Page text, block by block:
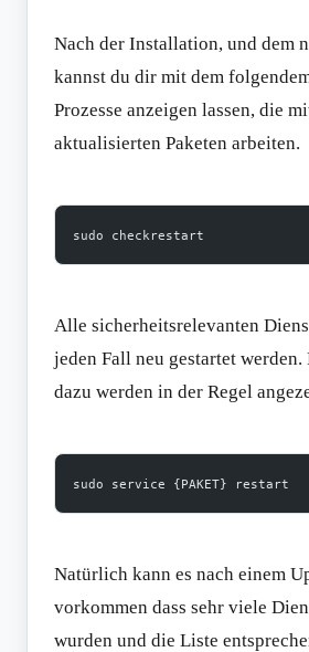
Nach der Installation, und dem
kannst du dir mit dem
Prozesse anzeigen lassen, die
aktualisierten Paketen arbeiten.
sudo checkrestart
Alle sicherheitsrelevanten
jeden Fall neu gestartet werden.
dazu werden in der Regel
sudo service {PAKET} restart
Natürlich kann es nach einem
vorkommen dass sehr viele
wurden und die Liste